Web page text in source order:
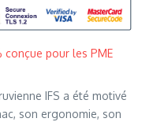
conçue pour les PME
IFS a été motivé
son ergonomie, son